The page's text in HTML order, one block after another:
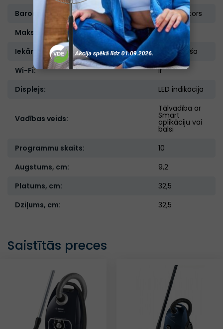
Barošanas sistēma:
Akumulators
Maksimālais lietošanas laiks (min):
110
Iekārtas tips:
Brīvstāvoša
Wi-Fi:
Ir
Displejs:
LED indikācija
Vadības veids:
Tālvadība ar
Smart
aplikāciju vai
balsi
Programmu skaits:
10
Augstums, cm:
9,2
Platums, cm:
32,5
Dziļums, cm:
32,5
Saistītās preces